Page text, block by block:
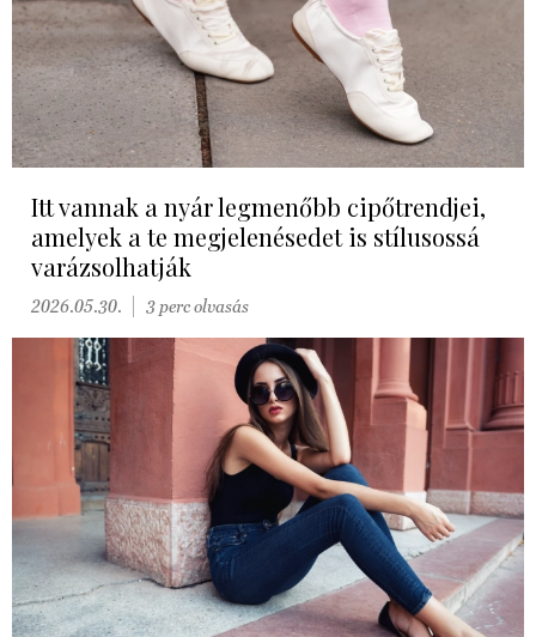
Itt vannak a nyár legmenőbb cipőtrendjei,
amelyek a te megjelenésedet is stílusossá
varázsolhatják
2026.05.30. 3 perc olvasás